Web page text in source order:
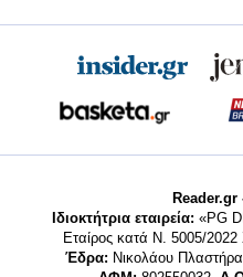
Reader.gr
Ιδιοκτήτρια εταιρεία: «PG
Εταίρος κατά Ν. 5005/
Έδρα: Νικολάου